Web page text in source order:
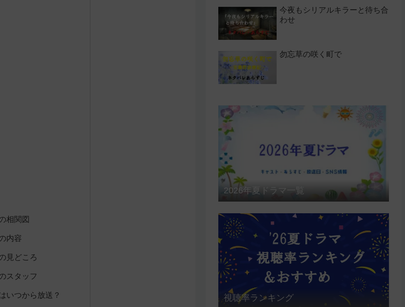
相関図
内容
見どころ
スタッフ
いつから放送？
今夜もシリアルキラーと待ち合
わせ
勿忘草の咲く町で
2026年夏ドラマ一覧
視聴率ランキング